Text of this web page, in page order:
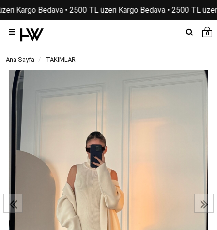
Kargo Bedava • 2500 TL üzeri Kargo Bedava • 2500 TL
0
Ana Sayfa TAKIMLAR